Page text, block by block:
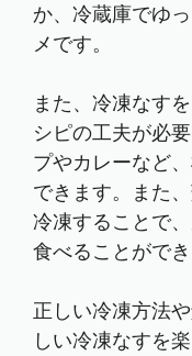
か、冷蔵庫でゆ
メです。
また、冷凍なす
シピの工夫が必
プやカレーなど
できます。また
冷凍することで
食べることができ
正しい冷凍方法
しい冷凍なすを